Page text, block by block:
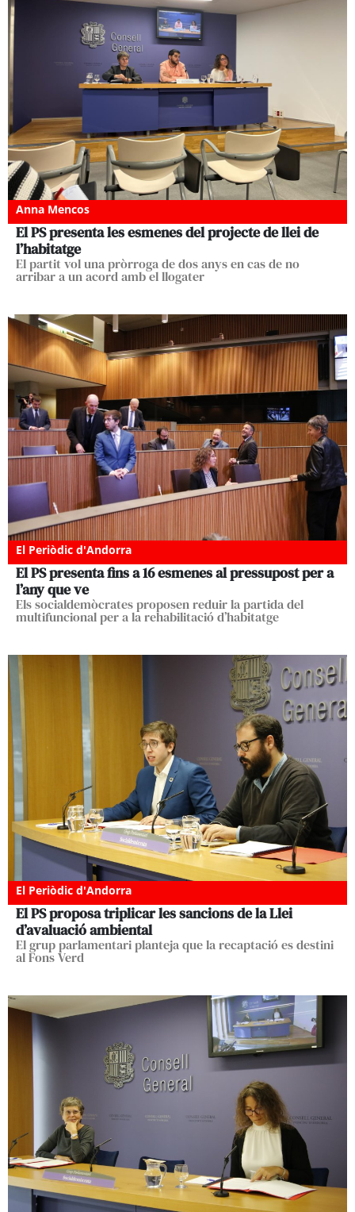
Anna Mencos
El PS presenta les esmenes del projecte de llei de
l’habitatge
El partit vol una pròrroga de dos anys en cas de no
arribar a un acord amb el llogater
El Periòdic d'Andorra
El PS presenta fins a 16 esmenes al pressupost per a
l’any que ve
Els socialdemòcrates proposen reduir la partida del
multifuncional per a la rehabilitació d’habitatge
El Periòdic d'Andorra
El PS proposa triplicar les sancions de la Llei
d’avaluació ambiental
El grup parlamentari planteja que la recaptació es destini
al Fons Verd